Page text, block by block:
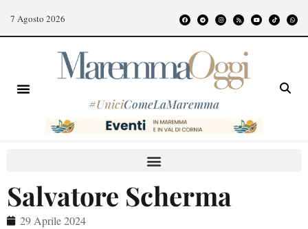
7 Agosto 2026
#UniciComeLaMaremma
Salvatore Scherma
29 Aprile 2024